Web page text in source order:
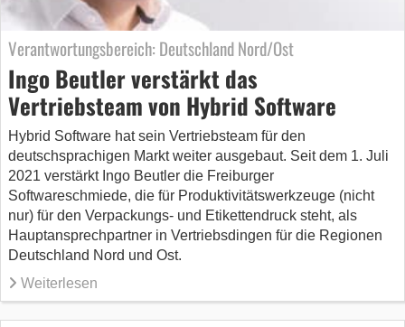
Verantwortungsbereich: Deutschland Nord/Ost
Ingo Beutler verstärkt das
Vertriebsteam von Hybrid Software
Hybrid Software hat sein Vertriebsteam für den
deutschsprachigen Markt weiter ausgebaut. Seit dem 1. Juli
2021 verstärkt Ingo Beutler die Freiburger
Softwareschmiede, die für Produktivitätswerkzeuge (nicht
nur) für den Verpackungs- und Etikettendruck steht, als
Hauptansprechpartner in Vertriebsdingen für die Regionen
Deutschland Nord und Ost.
Weiterlesen